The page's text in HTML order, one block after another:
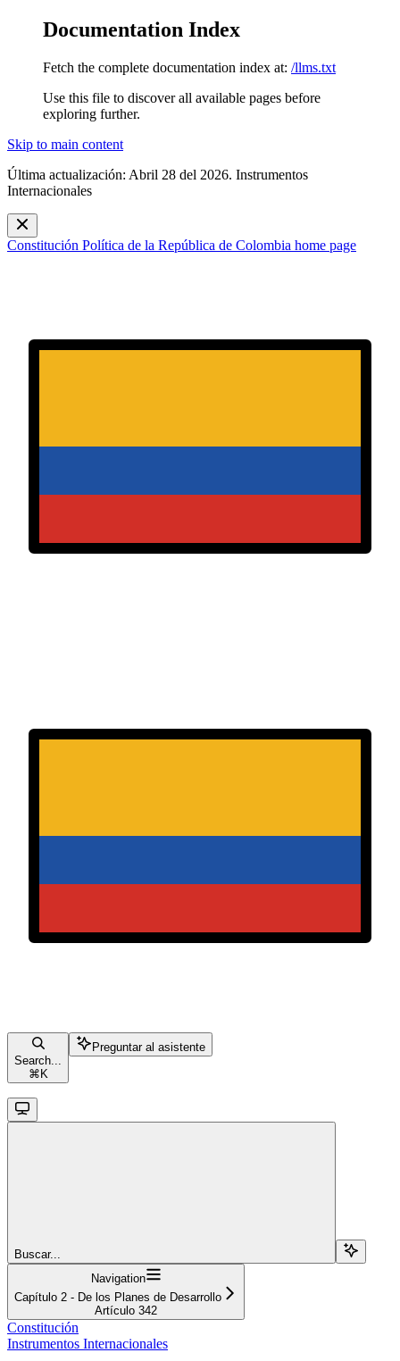
Documentation Index
Fetch the complete documentation index at: /llms.txt
Use this file to discover all available pages before
exploring further.
Skip to main content
Última actualización: Abril 28 del 2026. Instrumentos
Internacionales
Constitución Política de la República de Colombia home page
Search...
⌘ K
Preguntar al asistente
Buscar...
Navigation
Capítulo 2 - De los Planes de Desarrollo
Artículo 342
Constitución
Instrumentos Internacionales